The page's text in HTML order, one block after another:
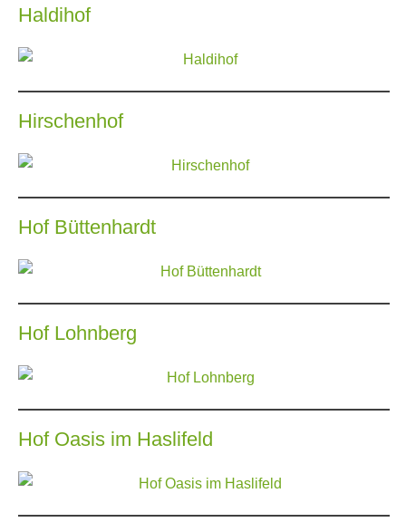
Haldihof
Hirschenhof
Hof Büttenhardt
Hof Lohnberg
Hof Oasis im Haslifeld